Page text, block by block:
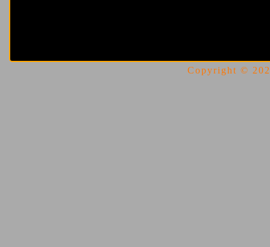
Copyright ©